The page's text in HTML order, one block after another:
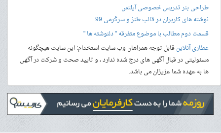
طراحی بنرتدریس خصوصی آیلتس
نوشته های کاربران در قالب طنز و سرگرمی 99
قسمت دوم مطالب با موضوع متفرقه " دلنوشته ها "
عطاری آنلاینقابل توجه همراهان وب سایت استخدام: این سایت هیچگونه
مسئولیتی در قبال آگهی های درج شده ندارد ، و تایید صحت و شرکت در آگهی
ها به عهده شما عزیزان می باشد.